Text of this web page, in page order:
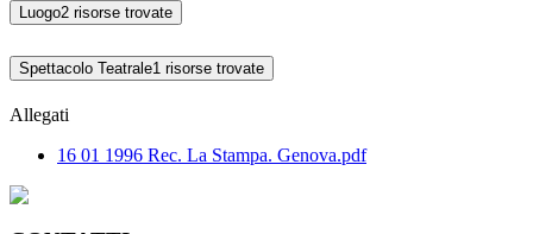
Luogo2 risorse trovate
Spettacolo Teatrale1 risorse trovate
Allegati
16 01 1996 Rec. La Stampa. Genova.pdf